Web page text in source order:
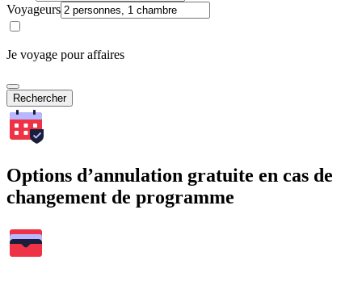
Voyageurs
Je voyage pour affaires
Rechercher
Options d’annulation gratuite en cas de
changement de programme